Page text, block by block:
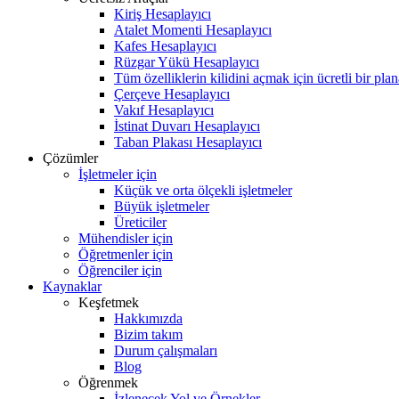
Kiriş Hesaplayıcı
Atalet Momenti Hesaplayıcı
Kafes Hesaplayıcı
Rüzgar Yükü Hesaplayıcı
Tüm özelliklerin kilidini açmak için ücretli bir
Çerçeve Hesaplayıcı
Vakıf Hesaplayıcı
İstinat Duvarı Hesaplayıcı
Taban Plakası Hesaplayıcı
Çözümler
İşletmeler için
Küçük ve orta ölçekli işletmeler
Büyük işletmeler
Üreticiler
Mühendisler için
Öğretmenler için
Öğrenciler için
Kaynaklar
Keşfetmek
Hakkımızda
Bizim takım
Durum çalışmaları
Blog
Öğrenmek